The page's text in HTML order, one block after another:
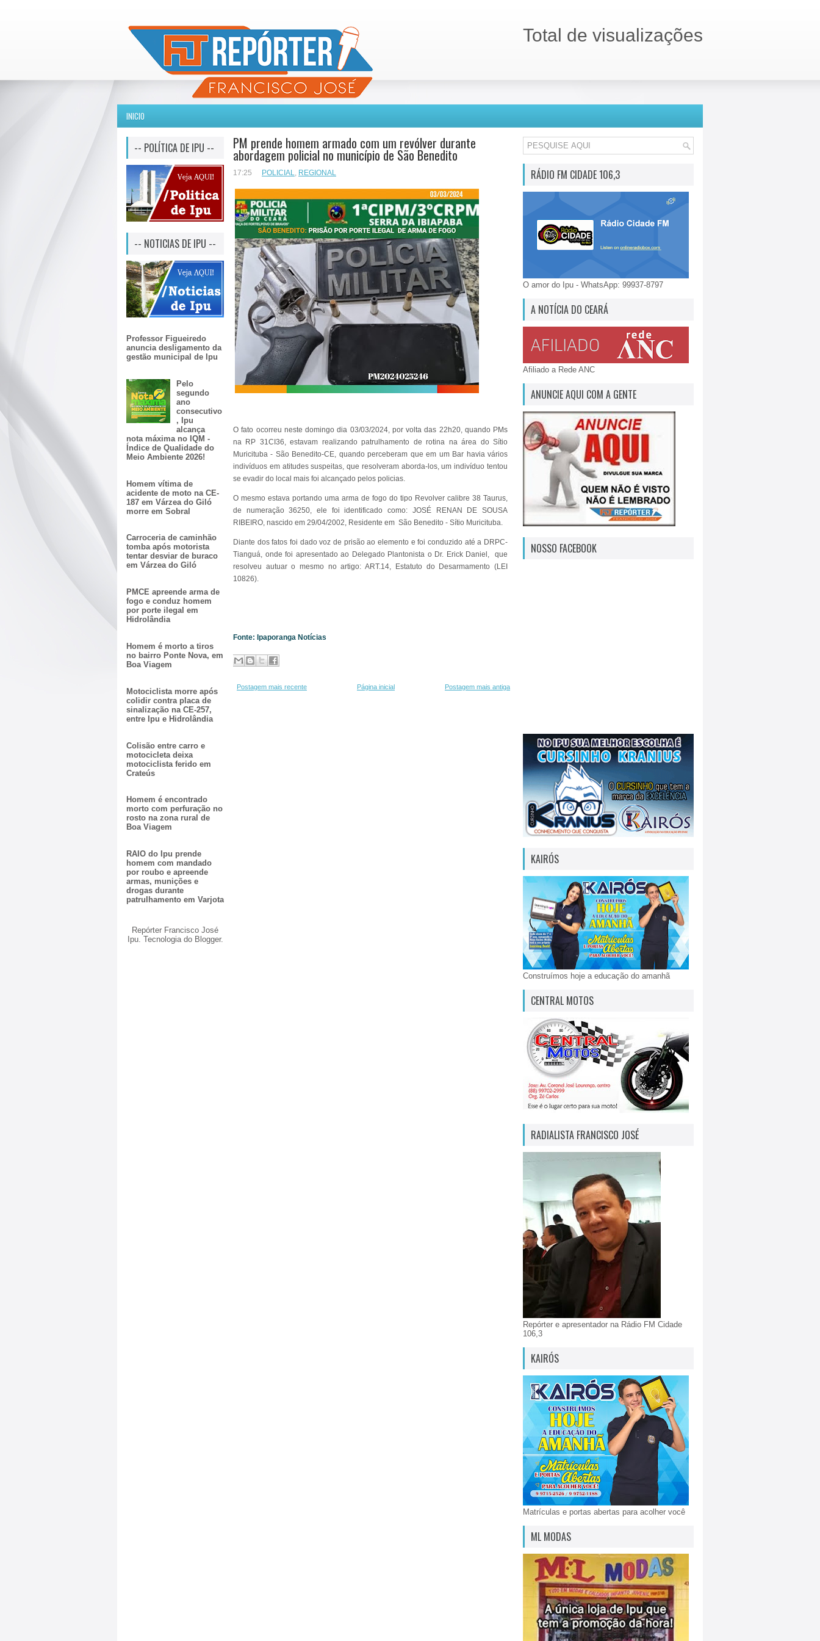
Total de visualizações
INICIO
-- POLÍTICA DE IPU --
-- NOTICIAS DE IPU --
Professor Figueiredo
anuncia desligamento da
gestão municipal de Ipu
Pelo
segundo
ano
consecutivo
, Ipu
alcança
nota máxima no IQM -
Índice de Qualidade do
Meio Ambiente 2026!
Homem vítima de
acidente de moto na CE-
187 em Várzea do Giló
morre em Sobral
Carroceria de caminhão
tomba após motorista
tentar desviar de buraco
em Várzea do Giló
PMCE apreende arma de
fogo e conduz homem
por porte ilegal em
Hidrolândia
Homem é morto a tiros
no bairro Ponte Nova, em
Boa Viagem
Motociclista morre após
colidir contra placa de
sinalização na CE-257,
entre Ipu e Hidrolândia
Colisão entre carro e
motocicleta deixa
motociclista ferido em
Crateús
Homem é encontrado
morto com perfuração no
rosto na zona rural de
Boa Viagem
RAIO do Ipu prende
homem com mandado
por roubo e apreende
armas, munições e
drogas durante
patrulhamento em Varjota
Repórter Francisco José
Ipu. Tecnologia do Blogger.
PM prende homem armado com um revólver durante
abordagem policial no município de São Benedito
17:25 POLICIAL, REGIONAL
O fato ocorreu neste domingo dia 03/03/2024, por volta das 22h20, quando PMs
na RP 31CI36, estavam realizando patrulhamento de rotina na área do Sítio
Muricituba - São Benedito-CE, quando perceberam que em um Bar havia vários
indivíduos em atitudes suspeitas, que resolveram aborda-los, um indivíduo tentou
se evadir do local mais foi alcançado pelos policias.
O mesmo estava portando uma arma de fogo do tipo Revolver calibre 38 Taurus,
de numeração 36250, ele foi identificado como: JOSÉ RENAN DE SOUSA
RIBEIRO, nascido em 29/04/2002, Residente em São Benedito - Sítio Muricituba.
Diante dos fatos foi dado voz de prisão ao elemento e foi conduzido até a DRPC-
Tianguá, onde foi apresentado ao Delegado Plantonista o Dr. Erick Daniel, que
resolveu autuar o mesmo no artigo: ART.14, Estatuto do Desarmamento (LEI
10826).
Fonte: Ipaporanga Notícias
Postagem mais recente Postagem mais antiga
Página inicial
RÁDIO FM CIDADE 106,3
O amor do Ipu - WhatsApp: 99937-8797
A NOTÍCIA DO CEARÁ
Afiliado a Rede ANC
ANUNCIE AQUI COM A GENTE
NOSSO FACEBOOK
KAIRÓS
Construímos hoje a educação do amanhã
CENTRAL MOTOS
RADIALISTA FRANCISCO JOSÉ
Repórter e apresentador na Rádio FM Cidade
106,3
KAIRÓS
Matrículas e portas abertas para acolher você
ML MODAS